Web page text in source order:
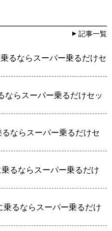
記事一覧
るならスーパー乗るだけセ
ならスーパー乗るだけセッ
ならスーパー乗るだけセ
るならスーパー乗るだけ
るならスーパー乗るだけ